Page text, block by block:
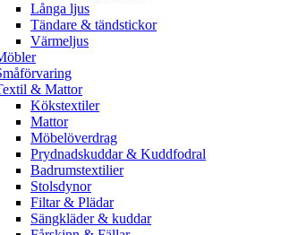
Långa ljus
Tändare & tändstickor
Värmeljus
& Mattor
Kökstextiler
Mattor
Möbelöverdrag
Prydnadskuddar & Kuddfodral
Badrumstextilier
Stolsdynor
Filtar & Plädar
Sängkläder & kuddar